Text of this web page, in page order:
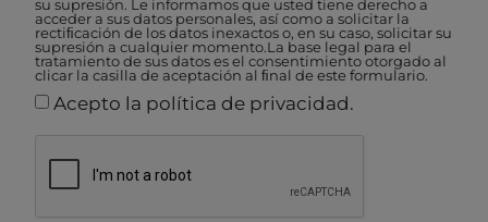
su supresión. Le informamos que usted tiene derecho a
acceder a sus datos personales, así como a solicitar la
rectiﬁcación de los datos inexactos o, en su caso, solicitar su
supresión a cualquier momento.La base legal para el
tratamiento de sus datos es el consentimiento otorgado al
clicar la casilla de aceptación al ﬁnal de este formulario.
Acepto la política de privacidad.